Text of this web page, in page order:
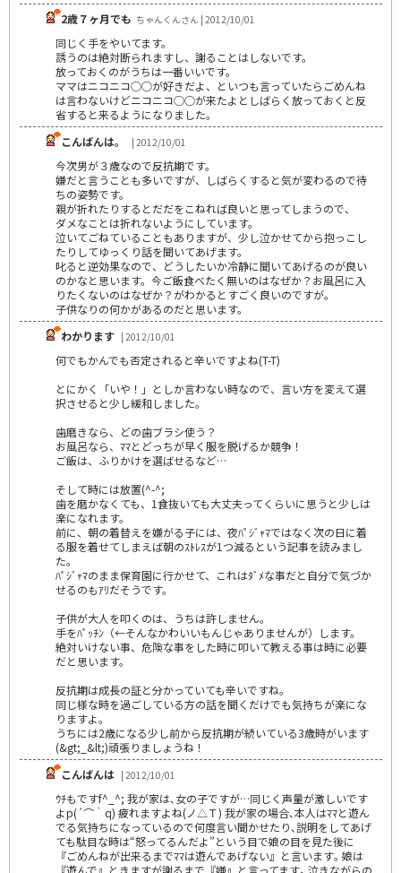
2歳７ヶ月でも ちゃんくんさん | 2012/10/01
同じく手をやいてます。
誘うのは絶対断られますし、謝ることはしないです。
放っておくのがうちは一番いいです。
ママはニコニコ○○が好きだよ、といつも言っていたらごめんね
は言わないけどニコニコ○○が来たよとしばらく放っておくと反
省すると来るようになりました。
こんばんは。
| 2012/10/01
今次男が３歳なので反抗期です。
嫌だと言うことも多いですが、しばらくすると気が変わるので待
ちの姿勢です。
親が折れたりするとだだをこねれば良いと思ってしまうので、
ダメなことは折れないようにしています。
泣いてごねていることもありますが、少し泣かせてから抱っこし
たりしてゆっくり話を聞いてあげます。
叱ると逆効果なので、どうしたいか冷静に聞いてあげるのが良い
のかなと思います。今ご飯食べたく無いのはなぜか？お風呂に入
りたくないのはなぜか？がわかるとすごく良いのですが。
子供なりの何かがあるのだと思います。
わかります | 2012/10/01
何でもかんでも否定されると辛いですよね(T-T)
とにかく「いや！」としか言わない時なので、言い方を変えて選
択させると少し緩和しました。
歯磨きなら、どの歯ブラシ使う？
お風呂なら、ﾏﾏとどっちが早く服を脱げるか競争！
ご飯は、ふりかけを選ばせるなど…
そして時には放置(^-^;
歯を磨かなくても、1食抜いても大丈夫ってくらいに思うと少しは
楽になれます。
前に、朝の着替えを嫌がる子には、夜ﾊﾟｼﾞｬﾏではなく次の日に着
る服を着せてしまえば朝のｽﾄﾚｽが1つ減るという記事を読みまし
た。
ﾊﾟｼﾞｬﾏのまま保育園に行かせて、これはﾀﾞﾒな事だと自分で気づか
せるのもｱﾘだそうです。
子供が大人を叩くのは、うちは許しません。
手をﾊﾟｯﾁﾝ（←そんなかわいいもんじゃありませんが）します。
絶対いけない事、危険な事をした時に叩いて教える事は時に必要
だと思います。
反抗期は成長の証と分かっていても辛いですね。
同じ様な時を過ごしている方の話を聞くだけでも気持ちが楽にな
りますよ。
うちには2歳になる少し前から反抗期が続いている3歳時がいます
(&gt;_&lt;)頑張りましょうね！
こんばんは | 2012/10/01
ｳﾁもですf^_^; 我が家は､女の子ですが…同じく声量が激しいです
よp(´⌒｀q) 疲れますよね(ノ△Ｔ) 我が家の場合､本人はﾏﾏと遊ん
でる気持ちになっているので何度言い聞かせたり､説明をしてあげ
ても駄目な時は“怒ってるんだよ”という目で娘の目を見た後に
『ごめんねが出来るまでﾏﾏは遊んであげない』と言います｡ 娘は
『遊んで』ときますが謝るまで『嫌』と言ってます｡ 泣きながらの